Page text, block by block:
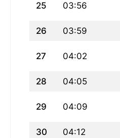
25 03:56
26 03:59
27 04:02
28 04:05
29 04:09
30 04:12